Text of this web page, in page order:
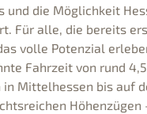
und die Möglichkeit
Für alle, die bereits
volle Potenzial
Fahrzeit von rund
in Mittelhessen bis auf